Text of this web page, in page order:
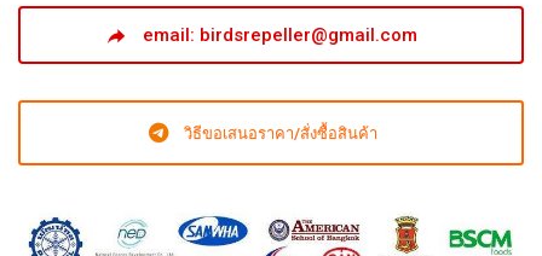
email: birdsrepeller@gmail.com
วิธีขอเสนอราคา/สั่งซื้อสินค้า